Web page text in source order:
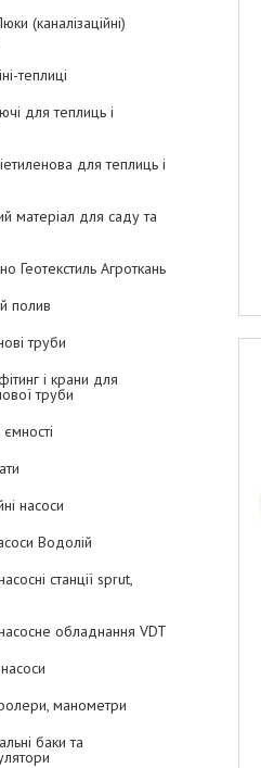
(каналізаційні)
теплиці
для теплиць і
для теплиць і
матеріал для саду та
Геотекстиль Агроткань
полив
труби
і крани для
труби
насоси
Водолій
станції sprut,
обладнання VDT
манометри
баки та